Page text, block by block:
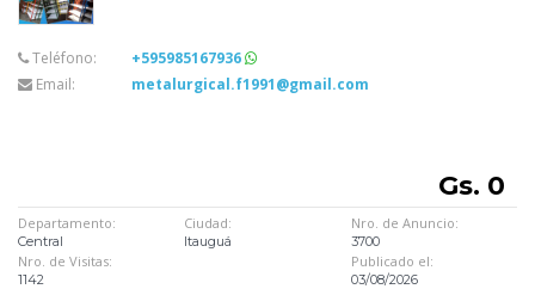
Teléfono:
+595985167936
Email:
metalurgical.f1991@gmail.com
Gs. 0
Departamento:
Central
Ciudad:
Itauguá
Nro. de Anuncio:
3700
Nro. de Visitas:
1142
Publicado el:
03/08/2026